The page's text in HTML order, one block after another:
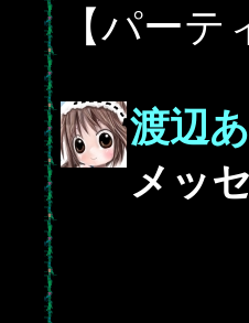
【パー
渡辺
メッ